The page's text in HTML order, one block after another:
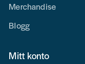
Merchandise
Blogg
Mitt konto